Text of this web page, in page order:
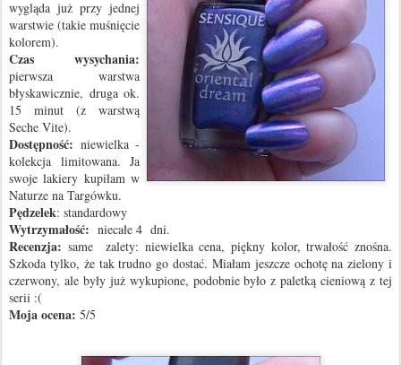
wygląda już przy jednej
warstwie (takie muśnięcie
kolorem).
Czas wysychania:
pierwsza warstwa
błyskawicznie, druga ok.
15 minut (z warstwą
Seche Vite).
Dostępność: niewielka -
kolekcja limitowana. Ja
swoje lakiery kupiłam w
Naturze na Targówku.
Pędzelek: standardowy
Wytrzymałość: niecałe 4 dni.
Recenzja: same zalety: niewielka cena, piękny kolor, trwałość znośna.
Szkoda tylko, że tak trudno go dostać. Miałam jeszcze ochotę na zielony i
czerwony, ale były już wykupione, podobnie było z paletką cieniową z tej
serii :(
Moja ocena: 5/5